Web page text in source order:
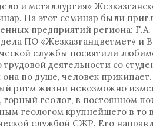
и металлургия»
На этот семинар были
предприятий региона:
ПО «Жезказганцветмет» и
службы посвятили
деятельности со
по душе, человек
ритм жизни невозможно
горный геолог, в постоянном
геологом крупнейшего в то
службой СЖР. Его